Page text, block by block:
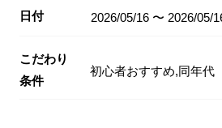
日付 2026/05/16 〜 2026/05/
こだわり
条件
初心者おすすめ,同年代